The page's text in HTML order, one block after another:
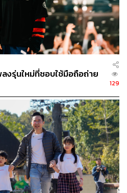
งรุ่นใหม่ที่ชอบใช้มือถือถ่าย
129